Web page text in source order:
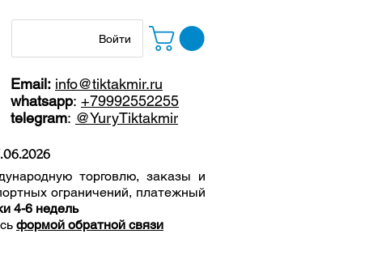
Войти
Email: info@tiktakmir.ru
whatsapp: +79992552255
telegram: @YuryTiktakmir
.06.2026
торговлю, заказы и
ограничений, платежный
4-6 недель
формой обратной связи